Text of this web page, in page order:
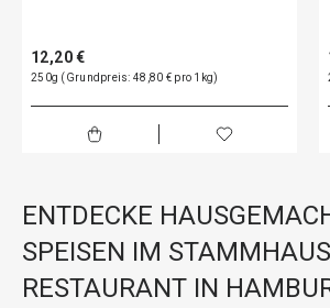
12,20 €
250g (Grundpreis: 48,80 € pro 1kg)
ENTDECKE
SPEISEN IM STAMMHAUS
RESTAURANT IN